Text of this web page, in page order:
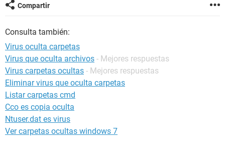
Compartir
Consulta también:
Virus oculta carpetas
Virus que oculta archivos - Mejores respuestas
Virus carpetas ocultas - Mejores respuestas
Eliminar virus que oculta carpetas
Listar carpetas cmd
Cco es copia oculta
Ntuser.dat es virus
Ver carpetas ocultas windows 7